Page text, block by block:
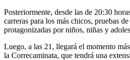
Posteriormente, desde las de 20:30
carreras para los más chicos, pruebas
protagonizadas por niños, niñas y
Luego, a las 21, llegará el momento
la Correcaminata, que tendrá una